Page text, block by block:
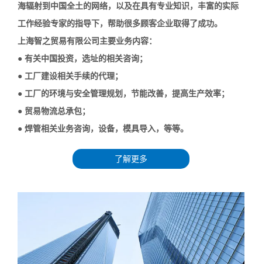
海辐射到中国全土的网络，以及在具有专业知识，丰富的实际
工作经验专家的指导下，帮助很多顾客企业取得了成功。
上海智之贸易有限公司主要业务内容：
● 有关中国投资，选址的相关咨询；
● 工厂建设相关手续的代理；
● 工厂的环境与安全管理规划，节能改善，提高生产效率；
● 贸易物流总承包；
● 焊管相关业务咨询，设备，模具导入，等等。
了解更多